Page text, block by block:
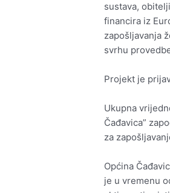
sustava,
financira iz
zapošljavanja
svrhu
Projekt je
Ukupna
Čađavica”
za
Općina
je u vremenu